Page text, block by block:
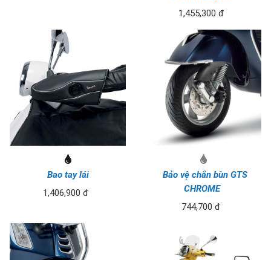
1,455,300 đ
Bao tay lái
1,406,900 đ
Bảo vệ chắn bùn GTS
CHROME
744,700 đ